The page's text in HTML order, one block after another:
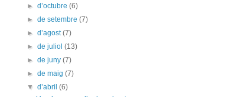
►d’octubre(6)
►de setembre(7)
►d’agost(7)
►de juliol(13)
►de juny(7)
►de maig(7)
▼d’abril(6)